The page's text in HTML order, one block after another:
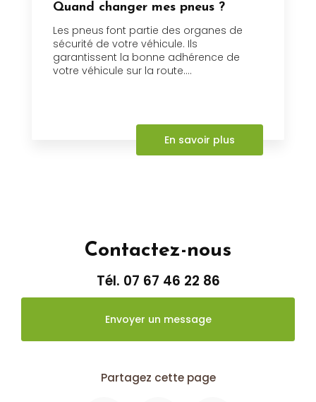
Quand changer mes pneus ?
Les pneus font partie des organes de
sécurité de votre véhicule. Ils
garantissent la bonne adhérence de
votre véhicule sur la route....
En savoir plus
Contactez-nous
Tél. 07 67 46 22 86
Envoyer un message
Partagez cette page